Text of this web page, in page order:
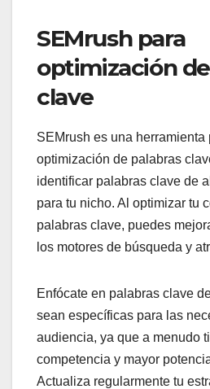
SEMrush para
optimización
clave
SEMrush es una herramienta
optimización de palabras
identificar palabras clave de
para tu nicho. Al optimizar tu
palabras clave, puedes
los motores de búsqueda y
Enfócate en palabras clave
sean específicas para las
audiencia, ya que a menudo
competencia y mayor
Actualiza regularmente tu